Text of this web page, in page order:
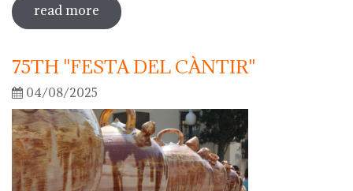
read more sobre hola ceràmica! 2026
75TH "FESTA DEL CÀNTIR"
04/08/2025